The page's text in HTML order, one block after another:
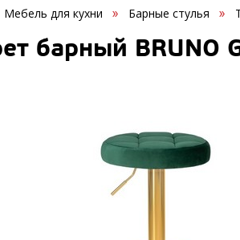
Мебель для кухни Барные стулья
барный BRUNO